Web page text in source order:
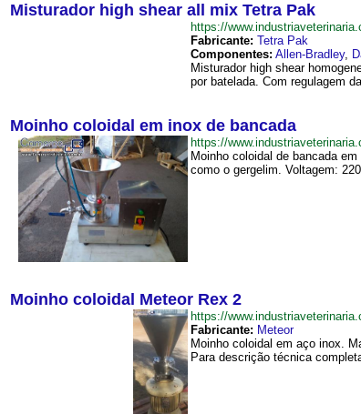
Misturador high shear all mix Tetra Pak
https://
Fabricante: Tetra Pak
Componentes: Allen-Bradley,
Misturador high shear
por batelada. Com regulagem
Moinho coloidal em inox de bancada
https://
Moinho coloidal de bancada
como o gergelim. Voltagem:
Moinho coloidal Meteor Rex 2
https://
Fabricante: Meteor
Moinho coloidal em aço inox.
Para descrição técnica